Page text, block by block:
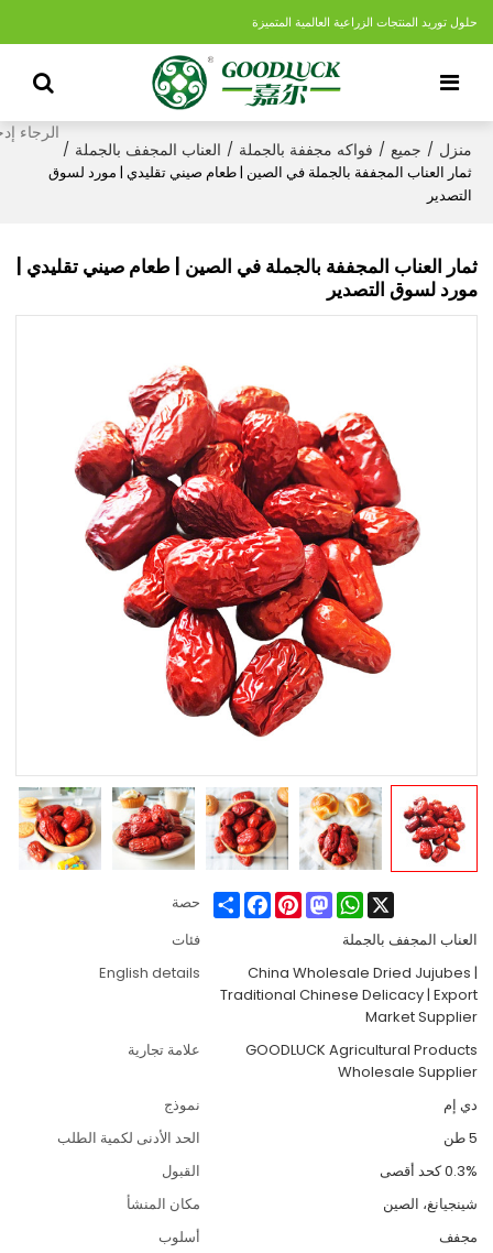
حلول توريد المنتجات الزراعية العالمية المتميزة
منزل / جميع / فواكه مجففة بالجملة / العناب المجفف بالجملة /
ثمار العناب المجففة بالجملة في الصين | طعام صيني تقليدي | مورد لسوق
التصدير
ثمار العناب المجففة بالجملة في الصين | طعام صيني تقليدي |
مورد لسوق التصدير
حصةShare
FacebookPinterest
Mastodon
WhatsApp
X
فئات
العناب المجفف بالجملة
English details
China Wholesale Dried Jujubes |
Traditional Chinese Delicacy | Export
Market Supplier
علامة تجارية
GOODLUCK Agricultural Products
Wholesale Supplier
نموذج
دي إم
الحد الأدنى لكمية الطلب
5 طن
القبول
0.3% كحد أقصى
مكان المنشأ
شينجيانغ، الصين
أسلوب
مجفف